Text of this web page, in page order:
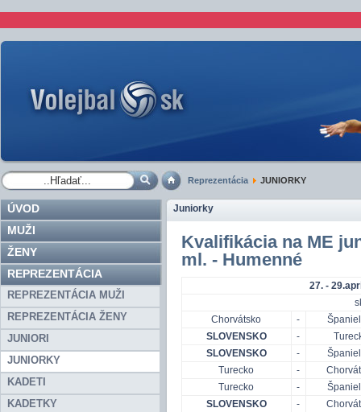
Reprezentácia JUNIORKY
ÚVOD
MUŽI
ŽENY
REPREZENTÁCIA
REPREZENTÁCIA MUŽI
REPREZENTÁCIA ŽENY
JUNIORI
JUNIORKY
KADETI
KADETKY
Juniorky
Kvalifikácia na ME
ml. - Humenné
27. -
Chorvátsko
-
SLOVENSKO
-
SLOVENSKO
-
Turecko
-
Turecko
-
SLOVENSKO
-